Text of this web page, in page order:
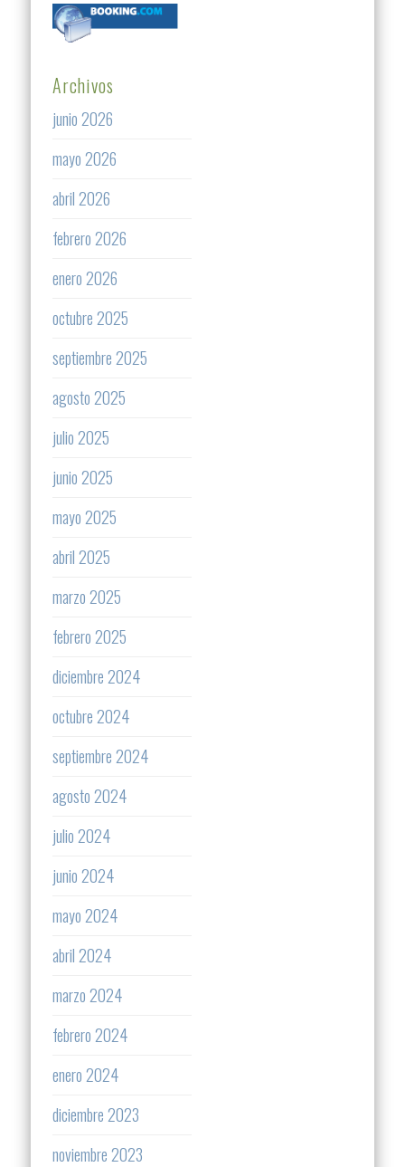
Archivos
junio 2026
mayo 2026
abril 2026
febrero 2026
enero 2026
octubre 2025
septiembre 2025
agosto 2025
julio 2025
junio 2025
mayo 2025
abril 2025
marzo 2025
febrero 2025
diciembre 2024
octubre 2024
septiembre 2024
agosto 2024
julio 2024
junio 2024
mayo 2024
abril 2024
marzo 2024
febrero 2024
enero 2024
diciembre 2023
noviembre 2023